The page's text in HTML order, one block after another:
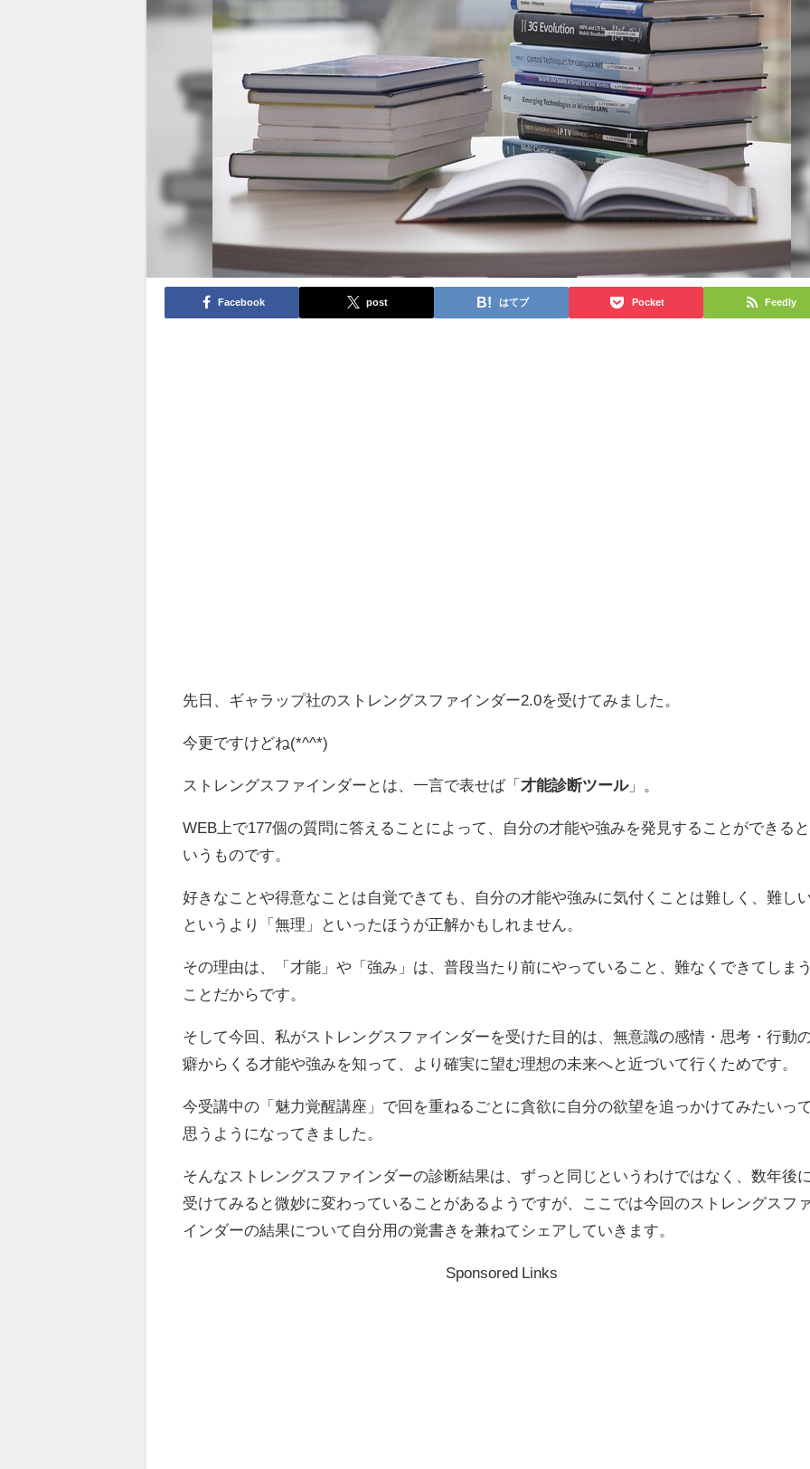
Facebook post はてブ Pocket Feedly
先日、ギャラップ社のストレングスファインダー2.0を受けてみました。
今更ですけどね(*^^*)
ストレングスファインダーとは、一言で表せば「 才能診断ツール」。
WEB上で177個の質問に答えることによって、自分の才能や強みを発見することができると
いうものです。
好きなことや得意なことは自覚できても、自分の才能や強みに気付くことは難しく、難し
というより「無理」といったほうが正解かもしれません。
その理由は、「才能」や「強み」は、普段当たり前にやっていること、難なくできてしまう
ことだからです。
そして今回、私がストレングスファインダーを受けた目的は、無意識の感情・思考・行動
癖からくる才能や強みを知って、より確実に望む理想の未来へと近づいて行くためです。
今受講中の「魅力覚醒講座」で回を重ねるごとに貪欲に自分の欲望を追っかけてみたいって
思うようになってきました。
そんなストレングスファインダーの診断結果は、ずっと同じというわけではなく、数年後に
受けてみると微妙に変わっていることがあるようですが、ここでは今回のストレングスファ
インダーの結果について自分用の覚書きを兼ねてシェアしていきます。
Sponsored Links